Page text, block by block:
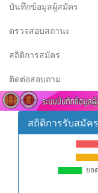
บันทึกข้อมูลผู้สมัคร
ตรวจสอบสถานะ
สถิติการสมัคร
ติดต่อสอบถาม
สถิติการรับสมัคร